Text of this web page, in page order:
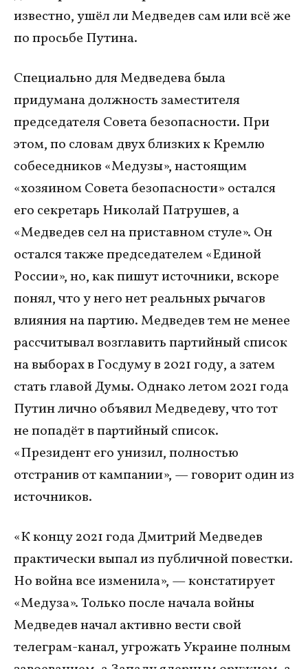
известно, ушёл ли Медведев сам или всё же
по просьбе Путина.
Специально для Медведева была
придумана должность заместителя
председателя Совета безопасности. При
этом, по словам двух близких к Кремлю
собеседников «Медузы», настоящим
«хозяином Совета безопасности» остался
его секретарь Николай Патрушев, а
«Медведев сел на приставном стуле». Он
остался также председателем «Единой
России», но, как пишут источники, вскоре
понял, что у него нет реальных рычагов
влияния на партию. Медведев тем не менее
рассчитывал возглавить партийный список
на выборах в Госдуму в 2021 году, а затем
стать главой Думы. Однако летом 2021 года
Путин лично объявил Медведеву, что тот
не попадёт в партийный список.
«Президент его унизил, полностью
отстранив от кампании», — говорит один из
источников.
«К концу 2021 года Дмитрий Медведев
практически выпал из публичной повестки.
Но война все изменила», — констатирует
«Медуза». Только после начала войны
Медведев начал активно вести свой
телеграм-канал, угрожать Украине полным